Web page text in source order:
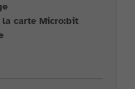
carte Micro:bit